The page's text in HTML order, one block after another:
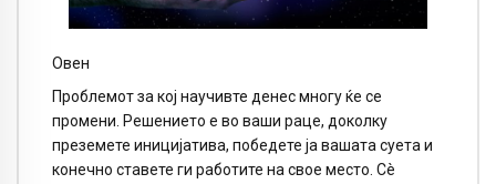
Овен
Проблемот за кој научивте денес многу ќе се
промени. Решението е во ваши раце, доколку
преземете иницијатива, победете ја вашата суета и
конечно ставете ги работите на свое место. Сè